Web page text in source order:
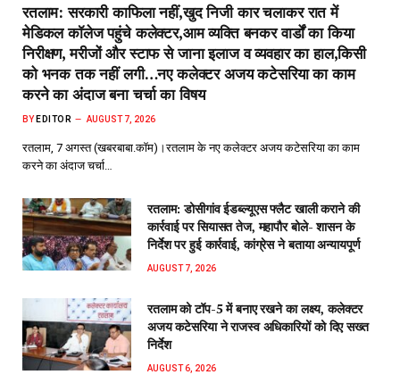
रतलाम: सरकारी काफिला नहीं,खुद निजी कार चलाकर रात में
मेडिकल कॉलेज पहुंचे कलेक्टर,आम व्यक्ति बनकर वार्डों का किया
निरीक्षण, मरीजों और स्टाफ से जाना इलाज व व्यवहार का हाल,किसी
को भनक तक नहीं लगी…नए कलेक्टर अजय कटेसरिया का काम
करने का अंदाज बना चर्चा का विषय
BY EDITOR AUGUST 7, 2026
रतलाम, 7 अगस्त (खबरबाबा.कॉम)।रतलाम के नए कलेक्टर अजय कटेसरिया का काम
करने का अंदाज चर्चा…
रतलाम: डोसीगांव ईडब्ल्यूएस फ्लैट खाली कराने की
कार्रवाई पर सियासत तेज, महापौर बोले- शासन के
निर्देश पर हुई कार्रवाई, कांग्रेस ने बताया अन्यायपूर्ण
AUGUST 7, 2026
रतलाम को टॉप-5 में बनाए रखने का लक्ष्य, कलेक्टर
अजय कटेसरिया ने राजस्व अधिकारियों को दिए सख्त
निर्देश
AUGUST 6, 2026